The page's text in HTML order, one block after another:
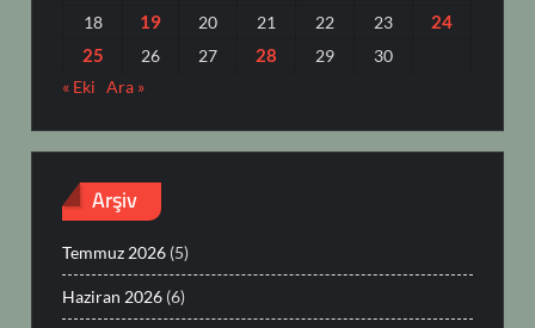
18 19 20 21 22 23
24
25
26 27 28 29
30
« Eki Ara »
Arşiv
Temmuz 2026 (5)
Haziran 2026 (6)